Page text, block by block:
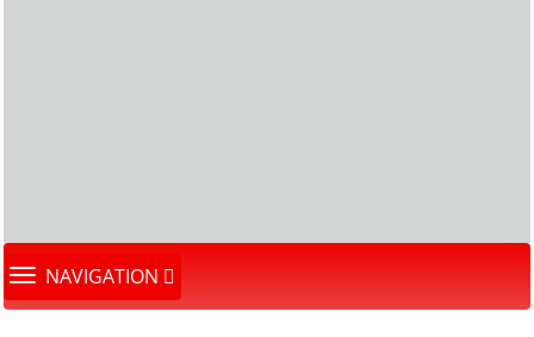
TOGGLE
NAVIGATION
NAVIGATION